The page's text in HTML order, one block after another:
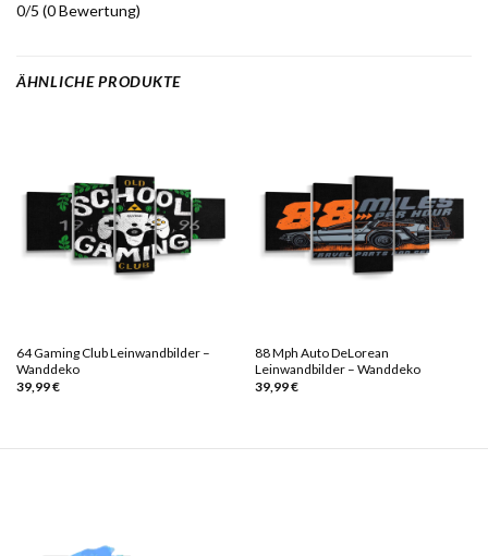
0/5 (0 Bewertung)
ÄHNLICHE PRODUKTE
64 Gaming Club Leinwandbilder –
Wanddeko
39,99€
88 Mph Auto DeLorean
Leinwandbilder – Wanddeko
39,99€